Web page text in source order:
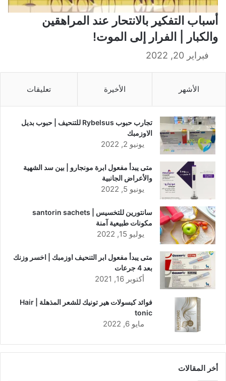
أسباب التفكير بالانتحار عند المراهقين
والكبار | الفرار إلى الموت!
فبراير 20, 2022
الأشهر الأخيرة تعليقات
تجارب حبوب Rybelsus للتنحيف | حبوب بديل
الاوزمبك
يونيو 2, 2022
متى يبدأ مفعول ابرة مونجارو | بين سد الشهية
والأعراض الجانبية
يونيو 5, 2022
سانتورين للتخسيس | santorin sachets
مكونات طبيعية آمنة
يوليو 15, 2022
متى يبدأ مفعول ابر التنحيف اوزمبك | اخسر وزنك
بعد 4 جرعات
أكتوبر 16, 2021
فوائد كبسولات هير تونيك للشعر المذهلة | Hair
tonic
مايو 6, 2022
أخر المقالات